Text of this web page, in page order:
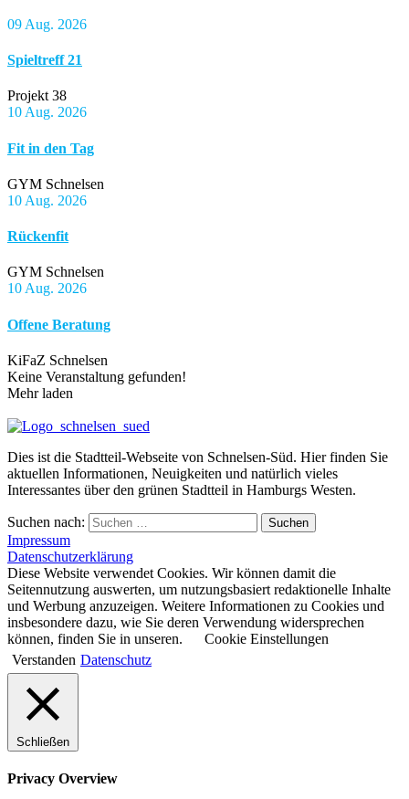
09 Aug. 2026
Spieltreff 21
Projekt 38
10 Aug. 2026
Fit in den Tag
GYM Schnelsen
10 Aug. 2026
Rückenfit
GYM Schnelsen
10 Aug. 2026
Offene Beratung
KiFaZ Schnelsen
Keine Veranstaltung gefunden!
Mehr laden
Dies ist die Stadtteil-Webseite von Schnelsen-Süd. Hier finden Sie
aktuellen Informationen, Neuigkeiten und natürlich vieles
Interessantes über den grünen Stadtteil in Hamburgs Westen.
Suchen nach: Suchen
Impressum
Datenschutzerklärung
Diese Website verwendet Cookies. Wir können damit die
Seitennutzung auswerten, um nutzungsbasiert redaktionelle Inhalte
und Werbung anzuzeigen. Weitere Informationen zu Cookies und
insbesondere dazu, wie Sie deren Verwendung widersprechen
können, finden Sie in unseren.
Cookie Einstellungen
Verstanden Datenschutz
Schließen
Privacy Overview